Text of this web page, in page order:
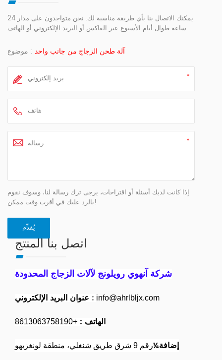
يمكنك الاتصال بنا بأي طريقة مناسبة لك. نحن متواجدون على مدار 24
ساعة طوال أيام الأسبوع عبر الفاكس أو البريد الإلكتروني أو الهاتف.
موضوع : آلة طحن الزجاج من جانب واحد
إذا كانت لديك أسئلة أو اقتراحات، يرجى ترك رسالة لنا، وسوف نقوم
بالرد عليك في أقرب وقت ممكن!
اتصل بنا المنتج
شركة آنهوي رويلونج لآلات الزجاج المحدودة
: info@ahrlbljx.com
الهاتف : +8613063758190
إضافة¼رقم 9 شرق طريق شنغلي، منطقة لونغزيهو